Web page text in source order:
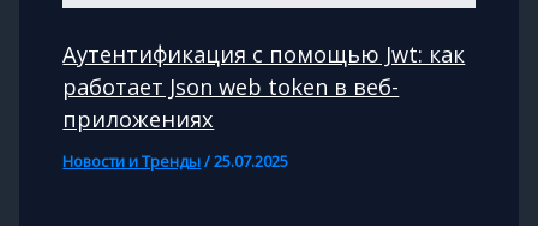
Аутентификация с помощью Jwt: как
работает Json web token в веб-
приложениях
Новости и Тренды/25.07.2025